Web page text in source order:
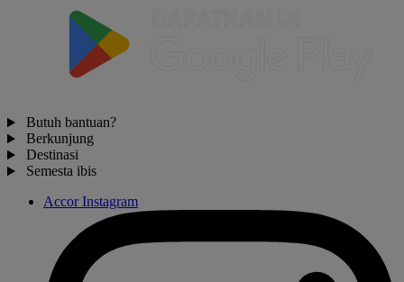
Butuh bantuan?
Berkunjung
Destinasi
Semesta ibis
Accor Instagram